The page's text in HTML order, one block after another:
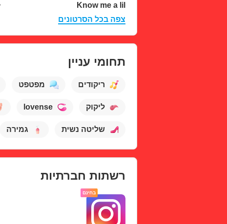
Know me a lil
צפה בכל הסרטונים
תחומי עניין
ריקודים מפטפט
ליקוק lovense
שליטה נשית גמירה
רשתות חברתיות
בחינם